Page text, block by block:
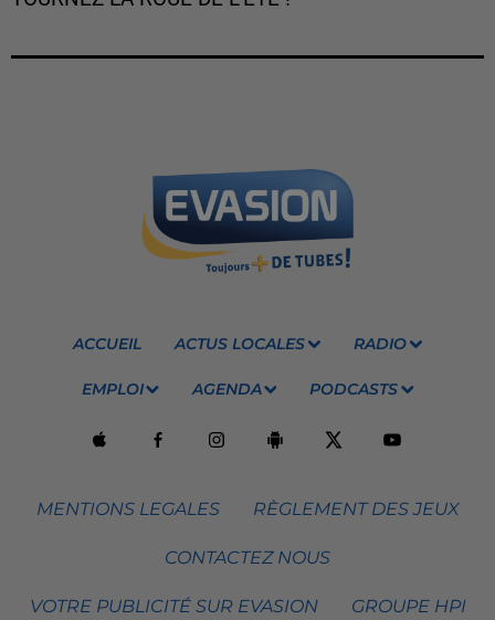
ACCUEIL ACTUS LOCALES RADIO
EMPLOI AGENDA PODCASTS
MENTIONS LEGALES RÈGLEMENT DES JEUX
CONTACTEZ NOUS
VOTRE PUBLICITÉ SUR EVASION GROUPE HPI